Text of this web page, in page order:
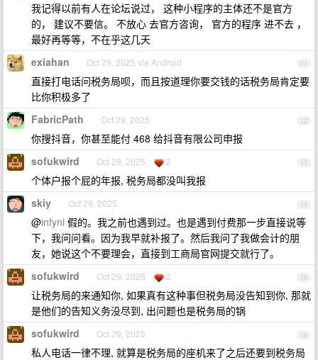
我记得以前有人在论坛说过， 这种小程序的主体还不是官方
的， 建议不要信。 不放心 去官方咨询， 官方的程序 进不去 ，
最好再等等，不在乎这几天
11
exiahan Oct 29, 2025 via Android
直接打电话问税务局呗，而且按道理你要交钱的话税务局肯定要
比你积极多了
12
FabricPath Oct 29, 2025
你搜抖音，你甚至能付 468 给抖音有限公司申报
13
sofukwird Oct 29, 2025 2
个体户报个屁的年报, 税务局都没叫我报
14
skiy Oct 29, 2025
@infyni 假的。我之前也遇到过。也是遇到付费那一步直接说等
下，我问问看。因为我早就补报了。然后我问了我做会计的朋
友，她说这个不要理会，直接到工商局官网提交就行了。
15
sofukwird Oct 29, 2025 2
让税务局的来通知你, 如果真有这种事但税务局没告知到你, 那就
是他们的告知义务没尽到, 出问题也是税务局的锅
16
sofukwird Oct 29, 2025
私人电话一律不理, 就算是税务局的座机来了之后还要到税务局